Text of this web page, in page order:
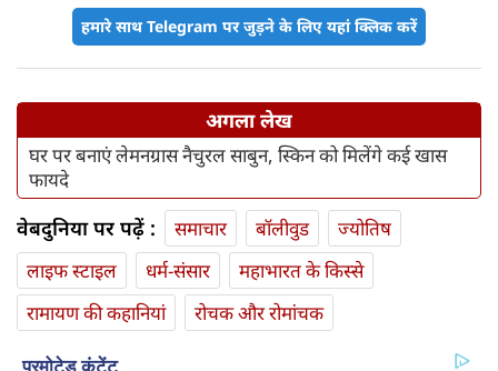
हमारे साथ Telegram पर जुड़ने के लिए यहां क्लिक करें
अगला लेख
घर पर बनाएं लेमनग्रास नैचुरल साबुन, स्किन को मिलेंगे कई खास
फायदे
वेबदुनिया पर पढ़ें : समाचार बॉलीवुड
ज्योतिष
लाइफ स्‍टाइल
धर्म-संसार
महाभारत के किस्से
रामायण की कहानियां
रोचक और रोमांचक